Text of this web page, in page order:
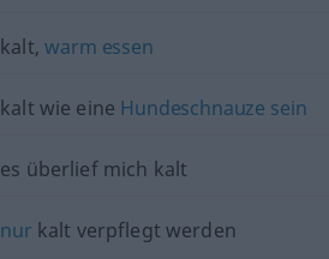
kalt,warm essen
kalt wie eine Hundeschnauze sein
es überlief mich kalt
nur kalt verpflegt werden